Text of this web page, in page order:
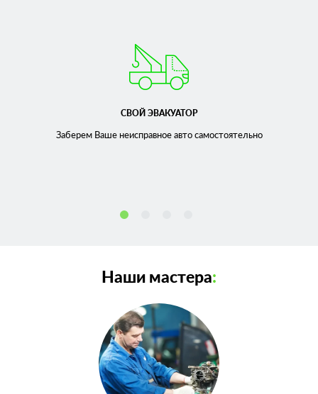
СВОЙ ЭВАКУАТОР
Заберем Ваше неисправноеавто самостоятельно
Наши мастера: